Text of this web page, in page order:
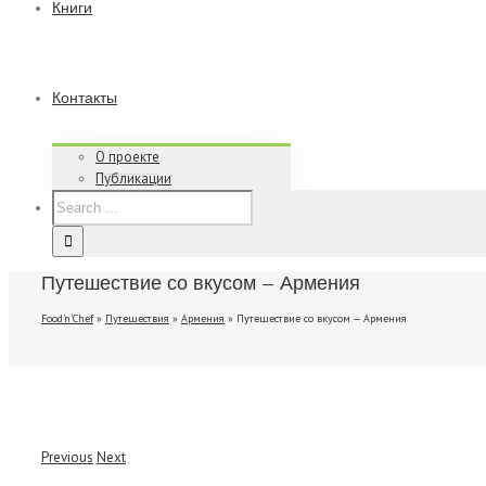
Книги
Контакты
О проекте
Публикации
Путешествие со вкусом — Армения
Food'n'Chef» Путешествия » Армения » Путешествие со вкусом — Армения
Previous Next